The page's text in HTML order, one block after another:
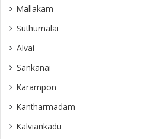
Mallakam
Suthumalai
Alvai
Sankanai
Karampon
Kantharmadam
Kalviankadu